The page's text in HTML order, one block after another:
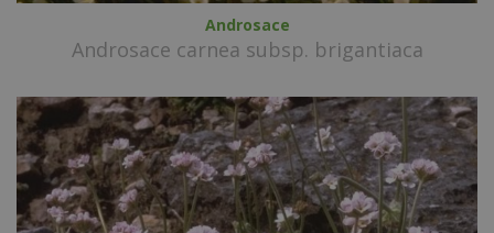
Androsace
Androsace carnea subsp. brigantiaca